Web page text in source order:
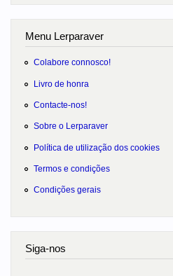
Menu Lerparaver
Colabore connosco!
Livro de honra
Contacte-nos!
Sobre o Lerparaver
Política de utilização dos cookies
Termos e condições
Condições gerais
Siga-nos